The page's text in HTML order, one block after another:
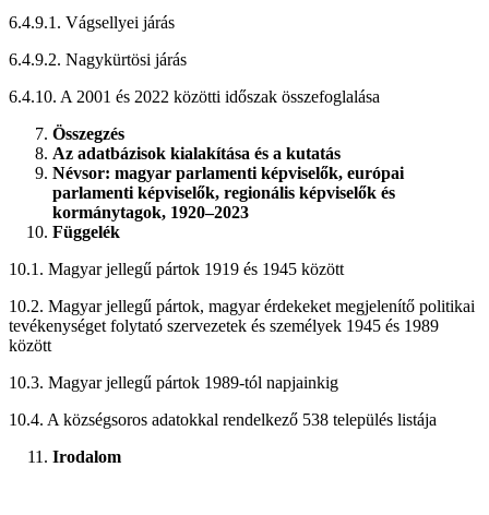
6.4.9.1. Vágsellyei járás
6.4.9.2. Nagykürtösi járás
6.4.10. A 2001 és 2022 közötti időszak összefoglalása
Összegzés
Az adatbázisok kialakítása és a kutatás
Névsor: magyar parlamenti képviselők, európai
parlamenti képviselők, regionális képviselők és
kormánytagok, 1920–2023
Függelék
10.1. Magyar jellegű pártok 1919 és 1945 között
10.2. Magyar jellegű pártok, magyar érdekeket megjelenítő politikai
tevékenységet folytató szervezetek és személyek 1945 és 1989
között
10.3. Magyar jellegű pártok 1989-tól napjainkig
10.4. A községsoros adatokkal rendelkező 538 település listája
Irodalom